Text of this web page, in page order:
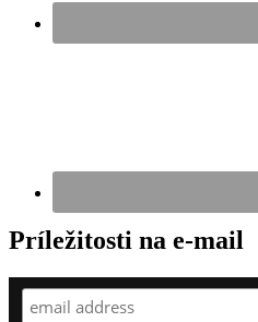
Príležitosti na e-mail